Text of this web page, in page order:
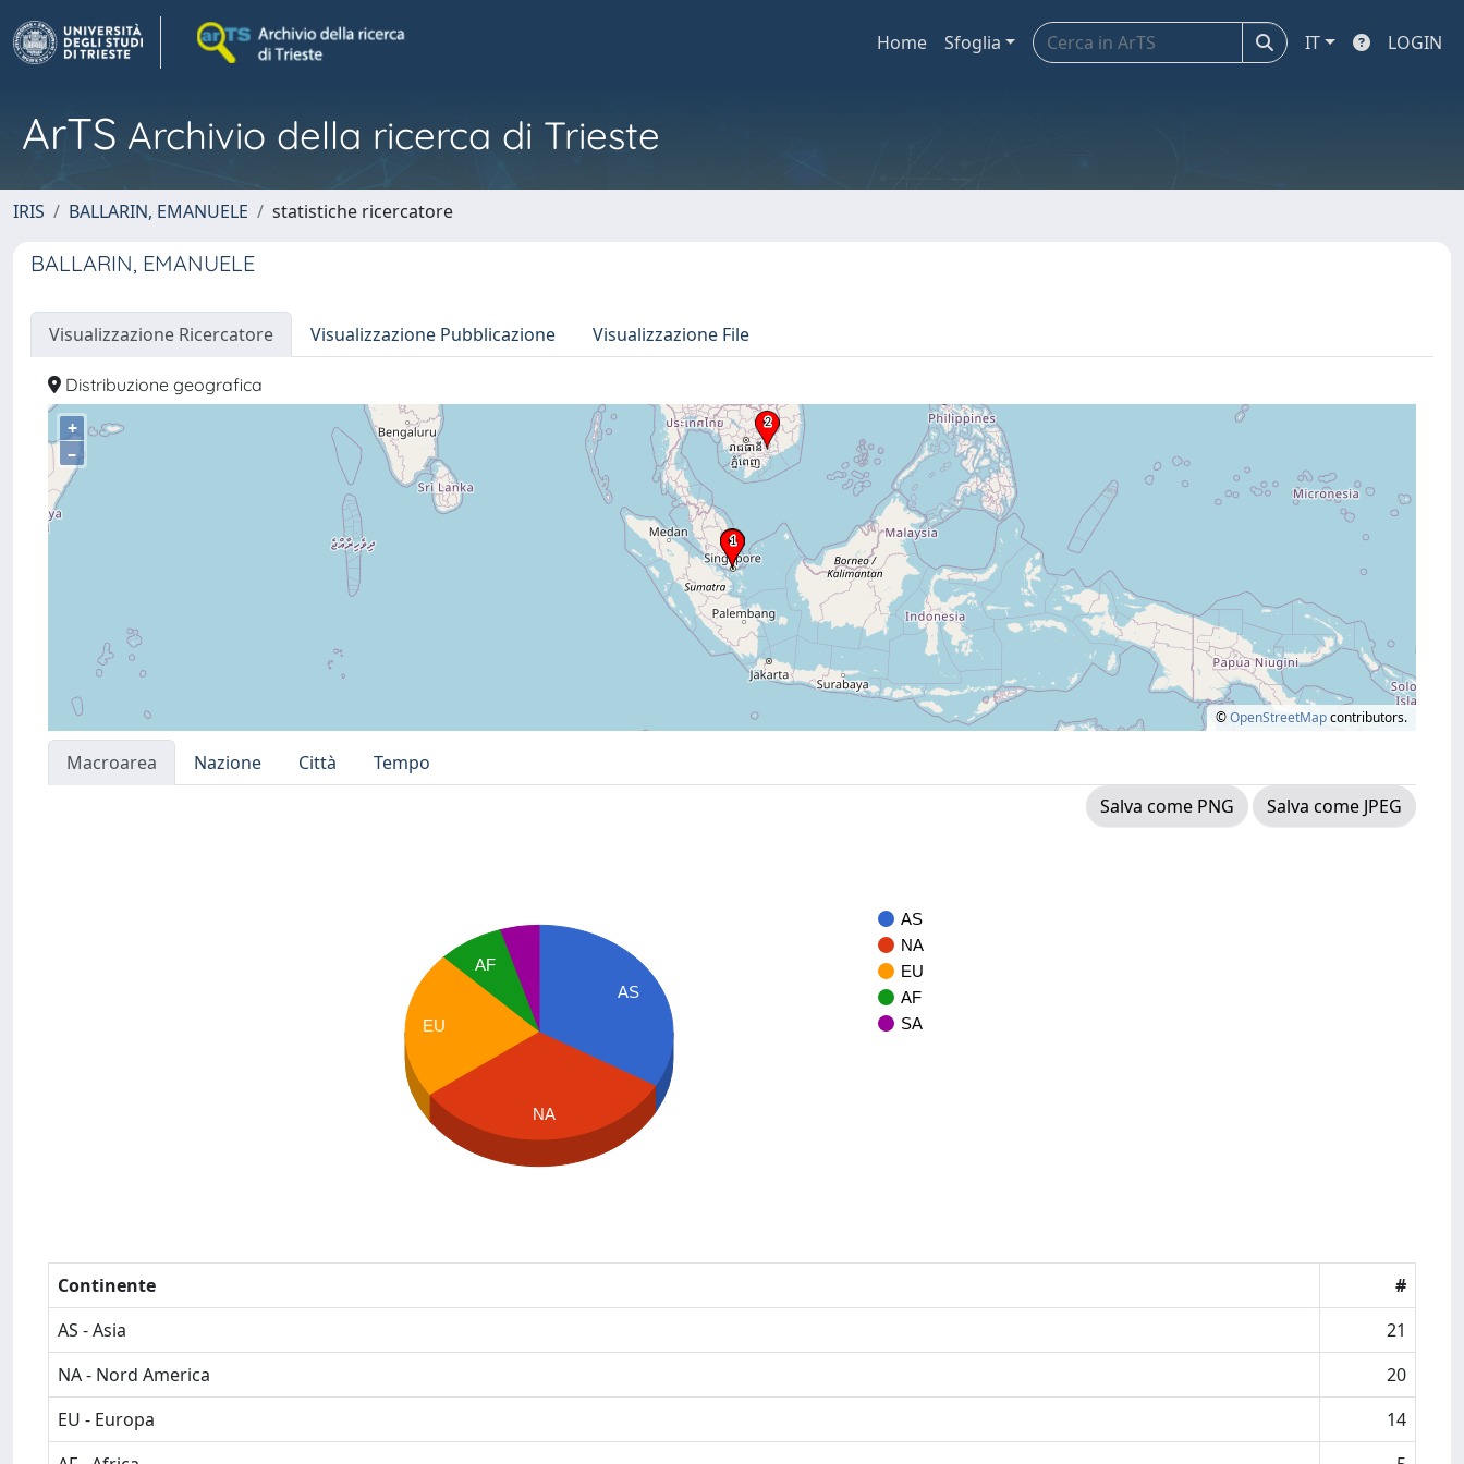
Home Sfoglia IT LOGIN
ArTS Archivio della ricerca di Trieste
IRIS BALLARIN, EMANUELE statistiche ricercatore
BALLARIN, EMANUELE
Visualizzazione Ricercatore Visualizzazione Pubblicazione Visualizzazione File
Distribuzione geografica
+
–
©OpenStreetMapcontributors.
Macroarea Nazione Città
Tempo
Salva come PNG
Salva come JPEG
AS
NA
EU
AF
SA
AS
AF
EU
NA
Continente
#
AS - Asia
21
NA - Nord America
20
EU - Europa
14